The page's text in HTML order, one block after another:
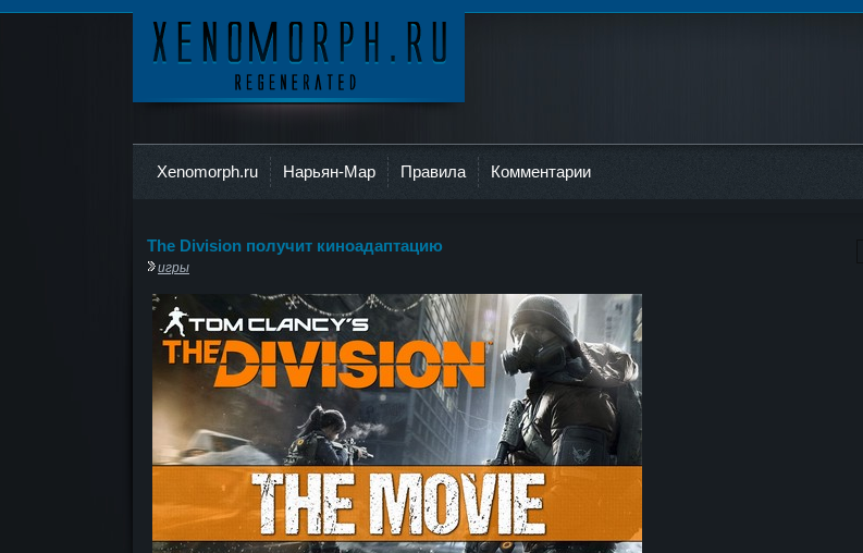
Xenomorph.ru Нарьян-Мар Правила Комментарии
The Division получит киноадаптацию
игры